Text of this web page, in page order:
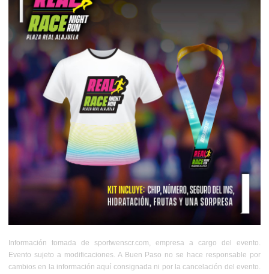
Información tomada de sportwenscr.com, empresa a cargo del evento.
Evento sujeto a modificaciones. A Buen Paso no se hace responsable por
cambios en la información aquí consignada ni por la cancelación del evento.